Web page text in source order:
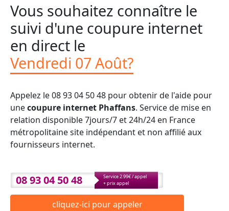
Vous souhaitez connaître le
suivi d'une coupure internet
en direct le
Vendredi 07 Août?
Appelez le 08 93 04 50 48 pour obtenir de l'aide pour
unecoupure internet Phaffans. Service de mise en
relation disponible 7jours/7 et 24h/24 en France
métropolitaine site indépendant et non affilié aux
fournisseurs internet.
08 93 04 50 48
Service 2.99€ / appel
+ prix appel
cliquez-ici pour appeler